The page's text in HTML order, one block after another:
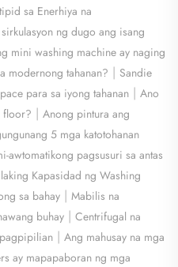
sa Enerhiya na
ng dugo ang isang
mini washing machine ay naging
modernong tahanan? | Sandie
para sa iyong tahanan | Ano
floor? | Anong pintura ang
5 mga katotohanan
awtomatikong pagsusuri sa antas
Kapasidad ng Washing
sa bahay | Mabilis na
buhay | Centrifugal na
| Ang mahusay na mga
ay mapapaboran ng mga